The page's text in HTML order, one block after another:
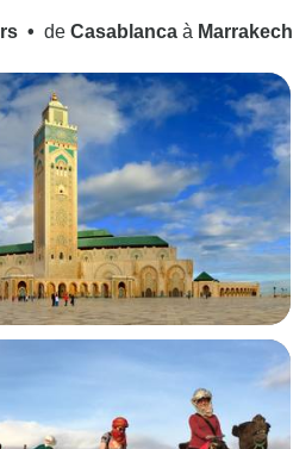
• de Casablanca à Marrakech